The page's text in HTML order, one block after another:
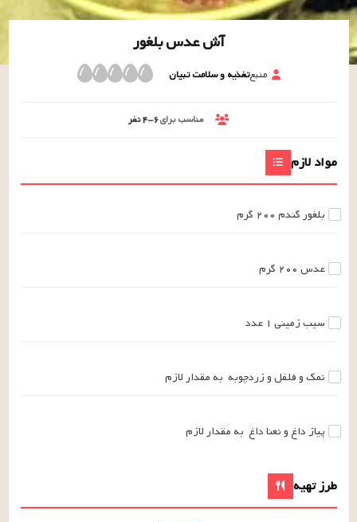
آش عدس بلغور
منبعتغذیه و سلامت تبیان
مناسب برای۴-۶نفر
مواد لازم
بلغور گندم ۲۰۰ گرم
عدس ۲۰۰ گرم
سیب زمینی ۱ عدد
نمک و فلفل و زردچوبه به مقدار لازم
پیاز داغ و نعنا داغ به مقدار لازم
طرز تهیه